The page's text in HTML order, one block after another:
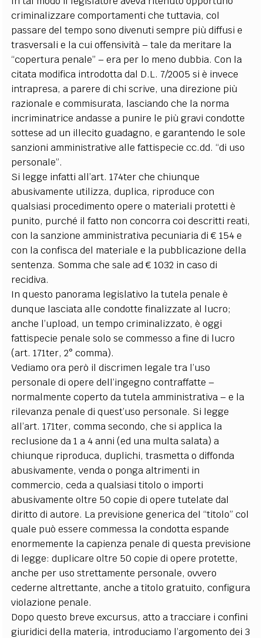
criminalizzare comportamenti che tuttavia, col
passare del tempo sono divenuti sempre più diffusi e
trasversali e la cui offensività – tale da meritare la
“copertura penale” – era per lo meno dubbia. Con la
citata modifica introdotta dal D.L. 7/2005 si è invece
intrapresa, a parere di chi scrive, una direzione più
razionale e commisurata, lasciando che la norma
incriminatrice andasse a punire le più gravi condotte
sottese ad un illecito guadagno, e garantendo le sole
sanzioni amministrative alle fattispecie cc.dd. “di uso
personale”.
Si legge infatti all’art. 174ter che chiunque
abusivamente utilizza, duplica, riproduce con
qualsiasi procedimento opere o materiali protetti è
punito, purché il fatto non concorra coi descritti reati,
con la sanzione amministrativa pecuniaria di € 154 e
con la confisca del materiale e la pubblicazione della
sentenza. Somma che sale ad € 1032 in caso di
recidiva.
In questo panorama legislativo la tutela penale è
dunque lasciata alle condotte finalizzate al lucro;
anche l’upload, un tempo criminalizzato, è oggi
fattispecie penale solo se commesso a fine di lucro
(art. 171ter, 2° comma).
Vediamo ora però il discrimen legale tra l’uso
personale di opere dell’ingegno contraffatte –
normalmente coperto da tutela amministrativa – e la
rilevanza penale di quest’uso personale. Si legge
all’art. 171ter, comma secondo, che si applica la
reclusione da 1 a 4 anni (ed una multa salata) a
chiunque riproduca, duplichi, trasmetta o diffonda
abusivamente, venda o ponga altrimenti in
commercio, ceda a qualsiasi titolo o importi
abusivamente oltre 50 copie di opere tutelate dal
diritto di autore. La previsione generica del “titolo” col
quale può essere commessa la condotta espande
enormemente la capienza penale di questa previsione
di legge: duplicare oltre 50 copie di opere protette,
anche per uso strettamente personale, ovvero
cederne altrettante, anche a titolo gratuito, configura
violazione penale.
Dopo questo breve excursus, atto a tracciare i confini
giuridici della materia, introduciamo l’argomento dei 3